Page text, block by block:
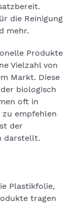
die Reinigung
mehr.
Produkte
Vielzahl von
Markt. Diese
biologisch
oft in
zu empfehlen
der
darstellt.
Plastikfolie,
tragen